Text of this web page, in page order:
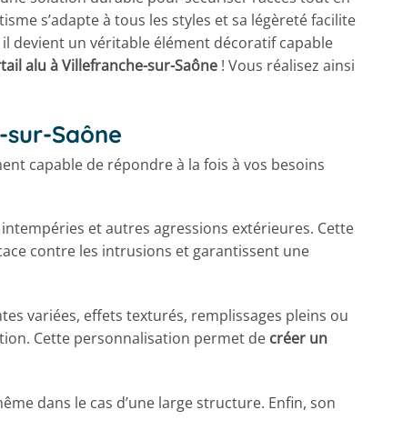
s’adapte à tous les styles et sa légèreté facilite
devient un véritable élément décoratif capable
alu à Villefranche-sur-Saône ! Vous réalisez ainsi
Saône
capable de répondre à la fois à vos besoins
et autres agressions extérieures. Cette
contre les intrusions et garantissent une
variées, effets texturés, remplissages pleins ou
Cette personnalisation permet de créer un
dans le cas d’une large structure. Enfin, son